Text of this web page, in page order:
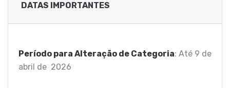
DATAS IMPORTANTES
Período para Alteração de Categoria: Até 9 de
abril de 2026